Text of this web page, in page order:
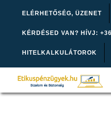
ELÉRHETŐSÉG, ÜZENET
KÉRDÉSED VAN? HÍVJ:
HITELKALKULÁTOROK